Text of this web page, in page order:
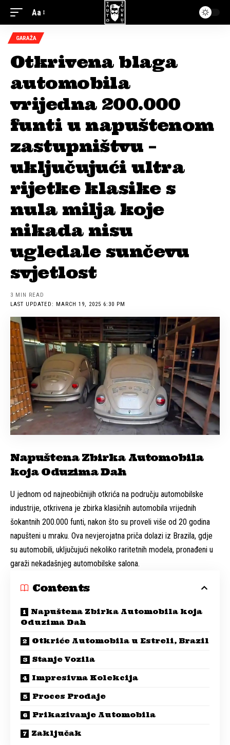
Aa
GARAŽA
Otkrivena blaga
automobila
vrijedna 200.000
funti u napuštenom
zastupništvu –
uključujući ultra
rijetke klasike s
nula milja koje
nikada nisu
ugledale sunčevu
svjetlost
LAST UPDATED: MARCH 19, 2025 6:30 PM
3 MIN READ
Napuštena Zbirka Automobila
koja Oduzima Dah
U jednom od najneobičnijih otkrića na području automobilske
industrije, otkrivena je zbirka klasičnih automobila vrijednih
šokantnih 200.000 funti, nakon što su proveli više od 20 godina
napušteni u mraku. Ova nevjerojatna priča dolazi iz Brazila, gdje
su automobili, uključujući nekoliko raritetnih modela, pronađeni u
garaži nekadašnjeg automobilske salona.
Contents
Napuštena Zbirka Automobila koja
Oduzima Dah
Otkriće Automobila u Estreli, Brazil
Stanje Vozila
Impresivna Kolekcija
Proces Prodaje
Prikazivanje Automobila
Zaključak